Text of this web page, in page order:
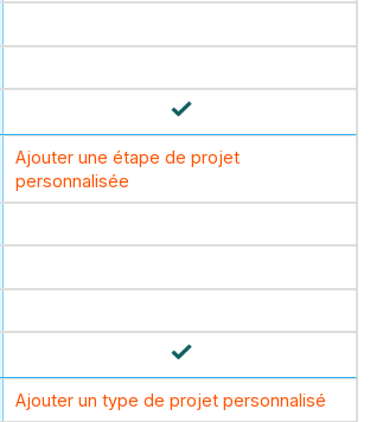
Ajouter une étape de projet
personnalisée
Ajouter un type de projet personnalisé